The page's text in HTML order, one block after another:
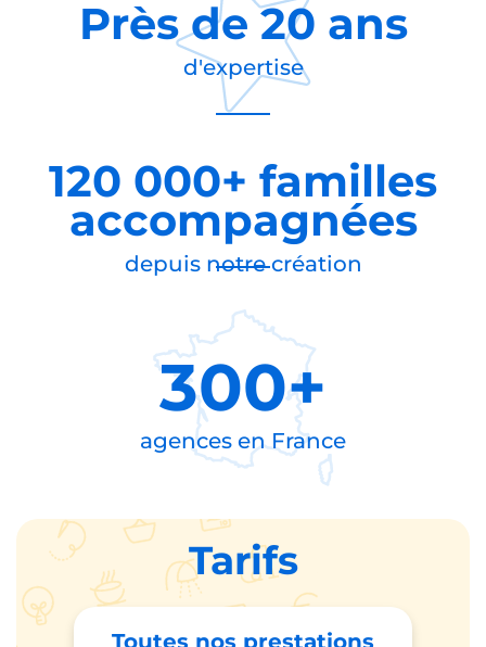
Échange
téléphonique
Rendez-vous d’évaluation
des besoins à domicile
Près de20 ans
d'expertise
120 000+ familles
accompagnées
depuis notre création